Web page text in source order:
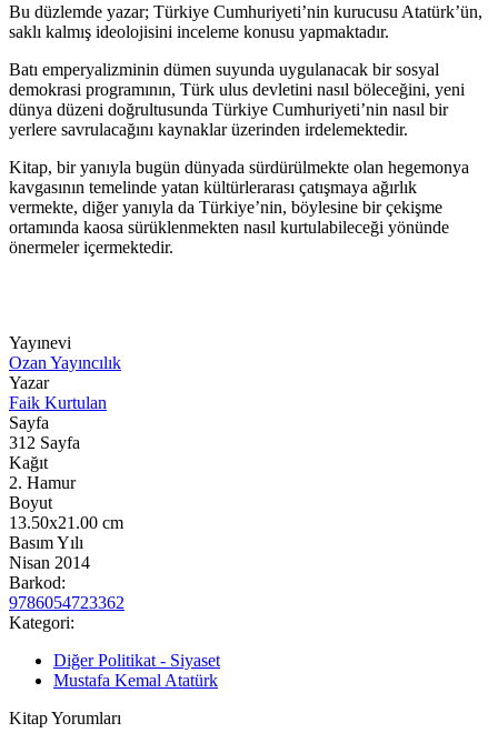
Bu düzlemde yazar; Türkiye Cumhuriyeti’nin kurucusu Atatürk’ün,
saklı kalmış ideolojisini inceleme konusu yapmaktadır.
Batı emperyalizminin dümen suyunda uygulanacak bir sosyal
demokrasi programının, Türk ulus devletini nasıl böleceğini, yeni
dünya düzeni doğrultusunda Türkiye Cumhuriyeti’nin nasıl bir
yerlere savrulacağını kaynaklar üzerinden irdelemektedir.
Kitap, bir yanıyla bugün dünyada sürdürülmekte olan hegemonya
kavgasının temelinde yatan kültürlerarası çatışmaya ağırlık
vermekte, diğer yanıyla da Türkiye’nin, böylesine bir çekişme
ortamında kaosa sürüklenmekten nasıl kurtulabileceği yönünde
önermeler içermektedir.
Yayınevi
Ozan Yayıncılık
Yazar
Faik Kurtulan
Sayfa
312 Sayfa
Kağıt
2. Hamur
Boyut
13.50x21.00 cm
Basım Yılı
Nisan 2014
Barkod:
9786054723362
Kategori:
Diğer Politikat - Siyaset
Mustafa Kemal Atatürk
Kitap Yorumları